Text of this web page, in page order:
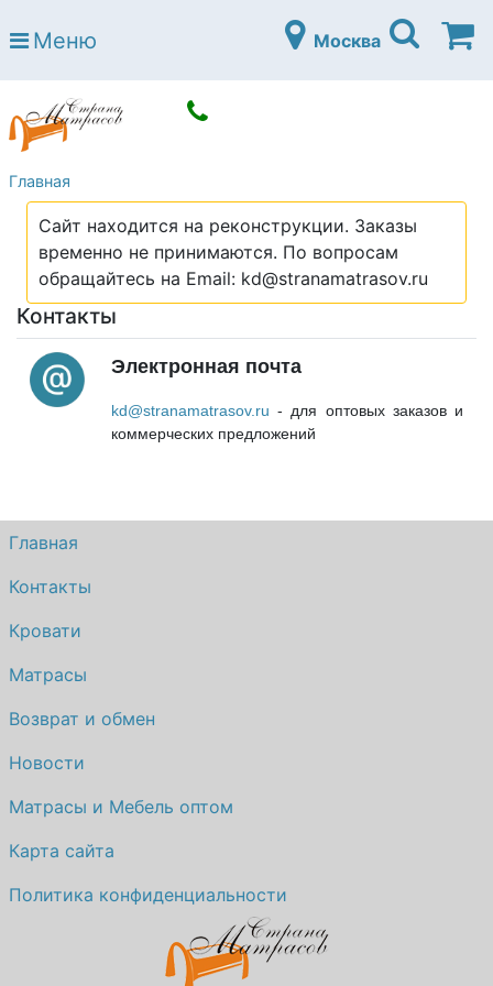
Страна матрасов
Open submenu (Матрасы)
Open submenu (Кровати)
Кровати
Open submenu (Аксессуары)
Open submenu (Диваны)
Диваны
Open submenu (Постельное белье)
Постельное белье
Open submenu (Мебель)
Мебель
Open submenu (Основания)
Основания
Open submenu (Детские матрасы)
Детские матрасы
Open submenu (Детские кровати)
Детские кровати
Контакты
Доставка по городу
Меню Москва
Главная
Сайт находится на реконструкции. Заказы
временно не принимаются. По вопросам
обращайтесь на Email: kd@stranamatrasov.ru
Контакты
Электронная почта
kd@stranamatrasov.ru - для оптовых заказов и
коммерческих предложений
Главная
Контакты
Кровати
Матрасы
Возврат и обмен
Новости
Матрасы и Мебель оптом
Карта сайта
Политика конфиденциальности